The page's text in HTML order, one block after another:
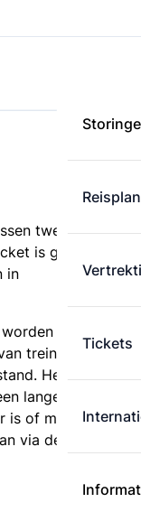
Tickets
twee
is gebaseerd
in
treintickets
Het is
langere route,
is of met minder
via de kortste